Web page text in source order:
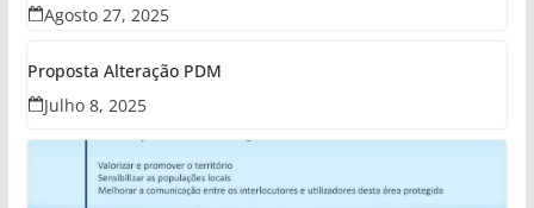
Agosto 27, 2025
Proposta Alteração PDM
Julho 8, 2025